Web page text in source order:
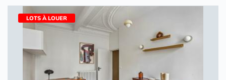
LOTS À LOUER